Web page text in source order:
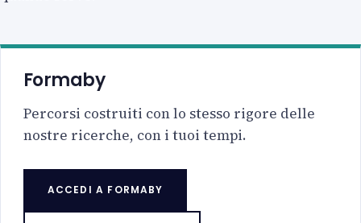
Formaby
Percorsi costruiti con lo stesso rigore delle
nostre ricerche, con i tuoi tempi.
ACCEDI A FORMABY